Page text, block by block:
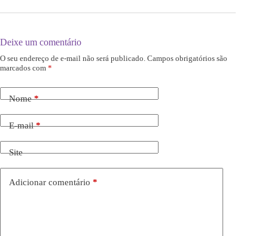
Deixe um comentário
O seu endereço de e-mail não será publicado. Campos obrigatórios são
marcados com *
Nome*
E-mail*
Site
Adicionar comentário *